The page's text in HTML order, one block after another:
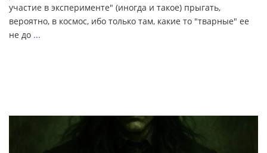
участие в эксперименте" (иногда и такое) прыгать,
вероятно, в космос, ибо только там, какие то "тварные" ее
не до ...